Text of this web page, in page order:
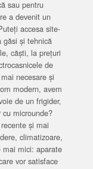
sau pentru
a devenit un
accesa site-
găsi și tehnică
căști, la prețuri
de
necesare și
modern, avem
de un frigider,
microunde?
și mai
climatizoare,
mai mici: aparate
vor satisface